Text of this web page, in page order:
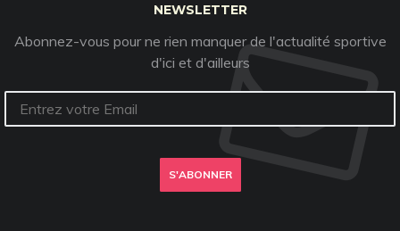
NEWSLETTER
Abonnez-vous pour ne rien manquer de l'actualité sportive
d'ici et d'ailleurs
S'ABONNER